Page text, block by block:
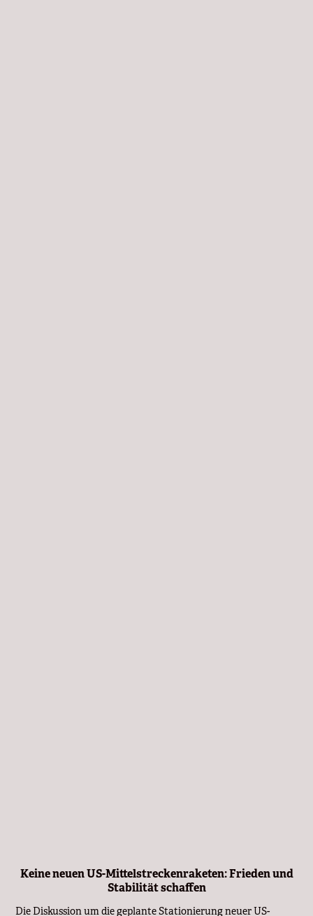
Keine neuen US-Mittelstreckenraketen: Frieden und
Stabilität schaffen
Die Diskussion um die geplante Stationierung neuer US-